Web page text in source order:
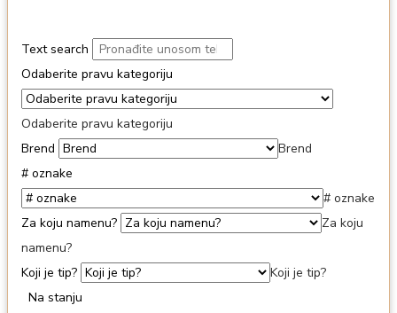
Text search
Odaberite pravu kategoriju
Odaberite pravu kategoriju
Brend
Brend
# oznake
# oznake
Za koju namenu?
Za koju
namenu?
Koji je tip?
Koji je tip?
Na stanju